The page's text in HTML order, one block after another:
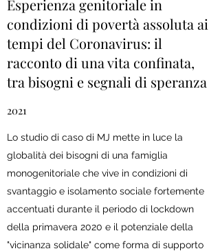
Esperienza genitoriale in
condizioni di povertà assoluta ai
tempi del Coronavirus: il
racconto di una vita confinata,
tra bisogni e segnali di speranza
2021
Lo studio di caso di MJ mette in luce la
globalità dei bisogni di una famiglia
monogenitoriale che vive in condizioni di
svantaggio e isolamento sociale fortemente
accentuati durante il periodo di lockdown
della primavera 2020 e il potenziale della
"vicinanza solidale" come forma di supporto